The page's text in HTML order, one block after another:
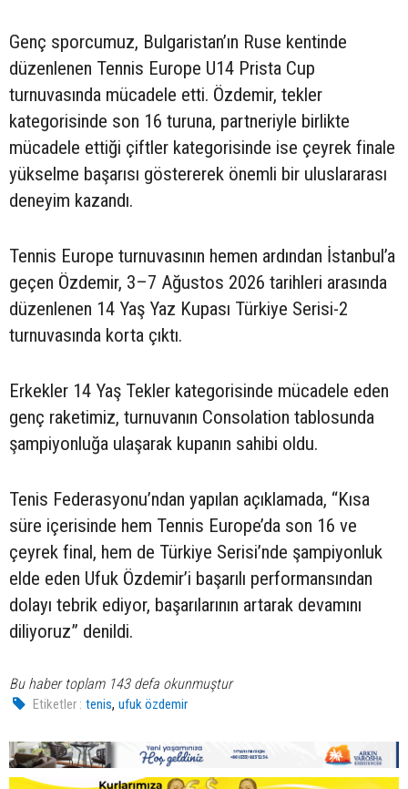
Genç sporcumuz, Bulgaristan’ın Ruse kentinde
düzenlenen Tennis Europe U14 Prista Cup
turnuvasında mücadele etti. Özdemir, tekler
kategorisinde son 16 turuna, partneriyle birlikte
mücadele ettiği çiftler kategorisinde ise çeyrek finale
yükselme başarısı göstererek önemli bir uluslararası
deneyim kazandı.
Tennis Europe turnuvasının hemen ardından İstanbul’a
geçen Özdemir, 3–7 Ağustos 2026 tarihleri arasında
düzenlenen 14 Yaş Yaz Kupası Türkiye Serisi-2
turnuvasında korta çıktı.
Erkekler 14 Yaş Tekler kategorisinde mücadele eden
genç raketimiz, turnuvanın Consolation tablosunda
şampiyonluğa ulaşarak kupanın sahibi oldu.
Tenis Federasyonu’ndan yapılan açıklamada, “Kısa
süre içerisinde hem Tennis Europe’da son 16 ve
çeyrek final, hem de Türkiye Serisi’nde şampiyonluk
elde eden Ufuk Özdemir’i başarılı performansından
dolayı tebrik ediyor, başarılarının artarak devamını
diliyoruz” denildi.
Bu haber toplam 143 defa okunmuştur
Etiketler : tenis,ufuk özdemir